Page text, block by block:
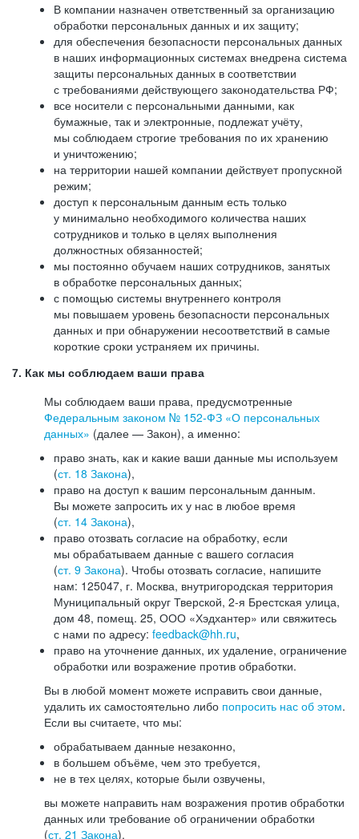
В компании назначен ответственный за организацию
обработки персональных данных и их защиту;
для обеспечения безопасности персональных данных
в наших информационных системах внедрена система
защиты персональных данных в соответствии
с требованиями действующего законодательства РФ;
все носители с персональными данными, как
бумажные, так и электронные, подлежат учёту,
мы соблюдаем строгие требования по их хранению
и уничтожению;
на территории нашей компании действует пропускной
режим;
доступ к персональным данным есть только
у минимально необходимого количества наших
сотрудников и только в целях выполнения
должностных обязанностей;
мы постоянно обучаем наших сотрудников, занятых
в обработке персональных данных;
с помощью системы внутреннего контроля
мы повышаем уровень безопасности персональных
данных и при обнаружении несоответствий в самые
короткие сроки устраняем их причины.
7. Как мы соблюдаем ваши права
Мы соблюдаем ваши права, предусмотренные
Федеральным законом № 152-ФЗ «О персональных
данных» (далее — Закон), а именно:
право знать, как и какие ваши данные мы используем
(ст. 18 Закона),
право на доступ к вашим персональным данным.
Вы можете запросить их у нас в любое время
(ст. 14 Закона),
право отозвать согласие на обработку, если
мы обрабатываем данные с вашего согласия
(ст. 9 Закона). Чтобы отозвать согласие, напишите
нам: 125047, г. Москва, внутригородская территория
Муниципальный округ Тверской, 2-я Брестская улица,
дом 48, помещ. 25, ООО «Хэдхантер» или свяжитесь
с нами по адресу: feedback@hh.ru,
право на уточнение данных, их удаление, ограничение
обработки или возражение против обработки.
Вы в любой момент можете исправить свои данные,
удалить их самостоятельно либо попросить нас об этом.
Если вы считаете, что мы:
обрабатываем данные незаконно,
в большем объёме, чем это требуется,
не в тех целях, которые были озвучены,
вы можете направить нам возражения против обработки
данных или требование об ограничении обработки
(ст. 21 Закона).